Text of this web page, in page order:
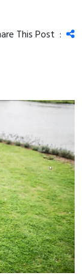
This Post :